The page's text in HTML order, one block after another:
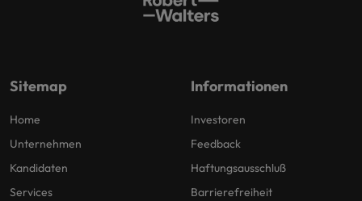
Sitemap
Home
Unternehmen
Kandidaten
Services
Informationen
Investoren
Feedback
Haftungsausschluß
Barrierefreiheit